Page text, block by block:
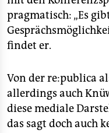
pragmatisch: „Es
findet er.
Von der re:publica
allerdings auch
diese mediale
das sagt doch auch